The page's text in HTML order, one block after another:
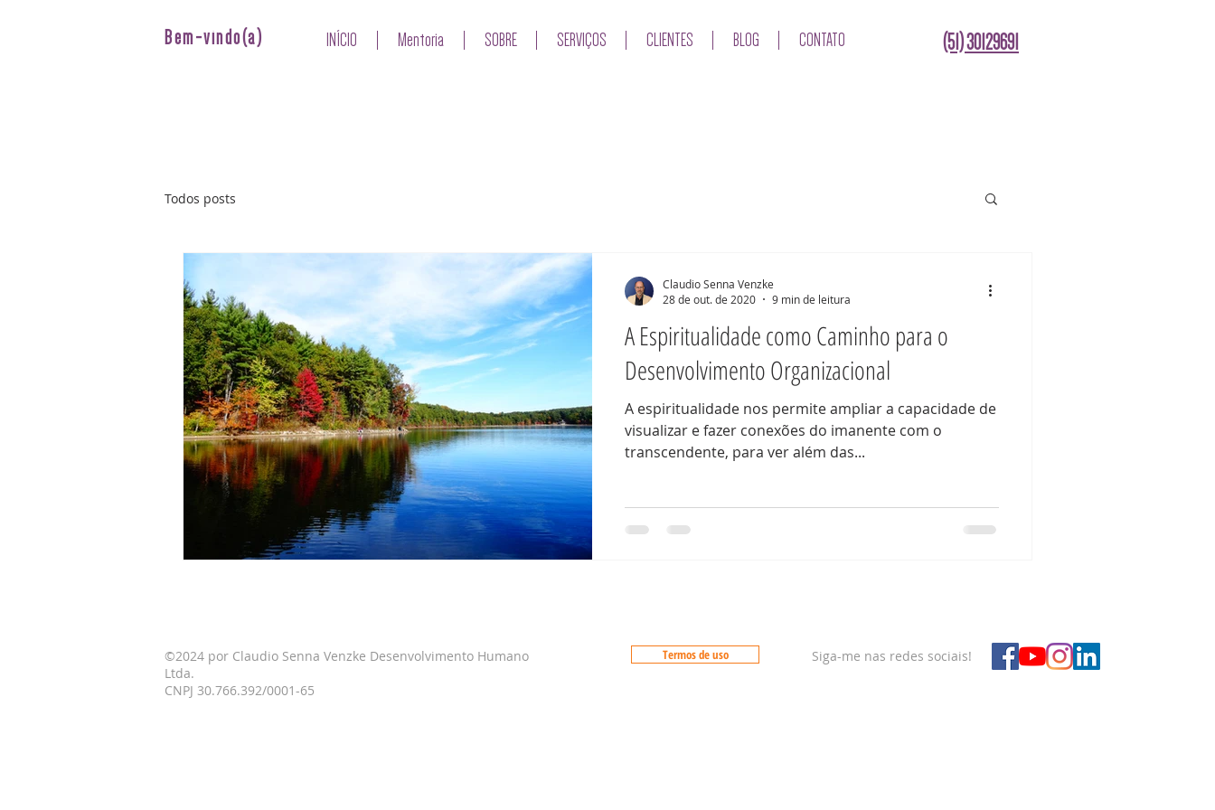
Bem-vindo(a) INÍCIO Mentoria SOBRE SERVIÇOS CLIENTES BLOG CONTATO (51) 30129691
Todos posts
A Espiritualidade como Caminho para o
Desenvolvimento Organizacional
A espiritualidade nos permite ampliar a capacidade de
visualizar e fazer conexões do imanente com o
transcendente, para ver além das...
Claudio Senna Venzke
28 de out. de 2020
9 min de leitura
©2024 por Claudio Senna Venzke Desenvolvimento Humano
Ltda.
CNPJ 30.766.392/0001-65
Siga-me nas redes sociais!
Termos de uso